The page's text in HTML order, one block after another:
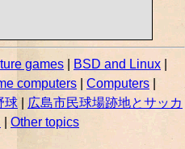
games BSD and Linux
computers
Computers
球
広島市民球場跡地とサッカ
Other topics